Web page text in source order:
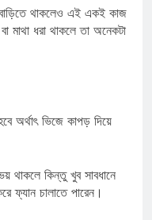
থাকলেও এই একই কাজ
মাথা ধরা থাকলে তা অনেকটা
অর্থাৎ ভিজে কাপড় দিয়ে
থাকলে কিন্তু খুব সাবধানে
ফ্যান চালাতে পারেন।